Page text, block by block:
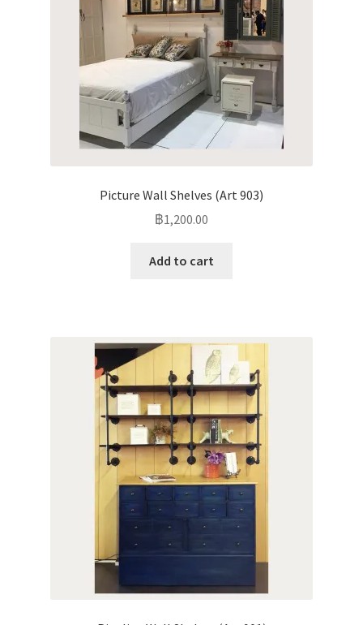
Picture Wall Shelves (Art 903)
฿1,200.00
Add to cart